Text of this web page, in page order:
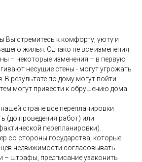
Вы стремитесь к комфорту, уюту и
жилья. Однако не все изменения
– некоторые изменения – в первую
несущие стены - могут угрожать
В результате по дому могут пойти
могут привести к обрушению дома.
стране все перепланировки
(до проведения работ) или
перепланировки).
со стороны государства, которые
недвижимости согласовывать
– штрафы, предписание узаконить